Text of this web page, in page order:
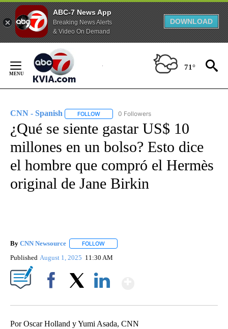
ABC-7 News App
Breaking News Alerts
& Video On Demand
DOWNLOAD
Content
71°
CNN - Spanish FOLLOW FOLLOW "CNN - SPANISH" TO RECEIVE
0 Followers
¿Qué se siente gastar US$ 10
millones en un bolso? Esto dice
el hombre que compró el Hermès
original de Jane Birkin
By CNN Newsource FOLLOW
Published August 1, 2025 11:30 AM
Por Oscar Holland y Yumi Asada, CNN